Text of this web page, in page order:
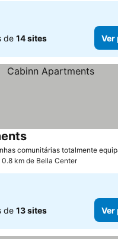
de 14 sites Ver
comunitárias totalmente
0.8 km de Bella Center
de 13 sites Ver